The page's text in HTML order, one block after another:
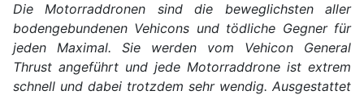
Die Motorraddronen sind die beweglichsten aller
bodengebundenen Vehicons und tödliche Gegner für
jeden Maximal. Sie werden vom Vehicon General
Thrust angeführt und jede Motorraddrone ist extrem
schnell und dabei trotzdem sehr wendig. Ausgestattet